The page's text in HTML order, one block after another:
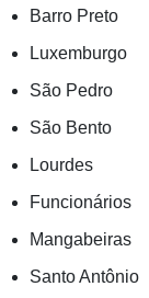
Barro Preto
Luxemburgo
São Pedro
São Bento
Lourdes
Funcionários
Mangabeiras
Santo Antônio